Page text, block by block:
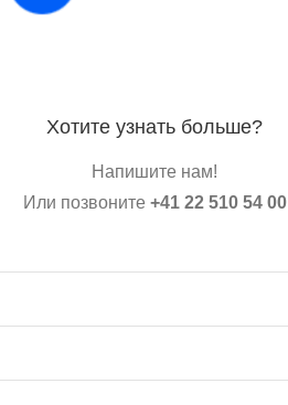
Хотите узнать больше?
Напишите нам!
Или позвоните +41 22 510 54 00